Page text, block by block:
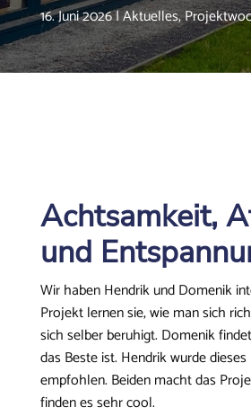
16. Juni 2026|Aktuelles,
Achtsamkeit,
und
Wir haben Hendrik und Domenik
Projekt lernen sie, wie man sich
sich selber beruhigt. Domenik
das Beste ist. Hendrik wurde
empfohlen. Beiden macht das
finden es sehr cool.